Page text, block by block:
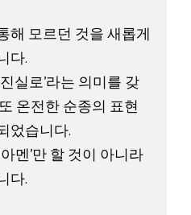
해 모르던 것을 새롭게
다.
실로'라는 의미를 갖
온전한 순종의 표현
었습니다.
멘'만 할 것이 아니라
다.